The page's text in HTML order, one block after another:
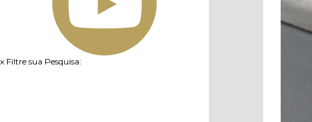
x Filtre sua Pesquisa: